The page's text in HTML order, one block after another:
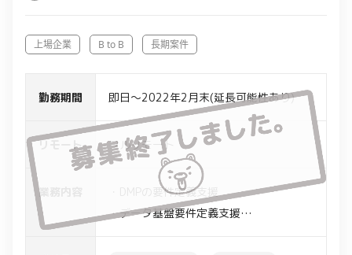
上場企業 B to B 長期案件
勤務期間 即日～2022年2月末(延長可能性あり)
リモート フルリモート
業務内容
・DMPの要件定義支援
・データ基盤要件定義支援